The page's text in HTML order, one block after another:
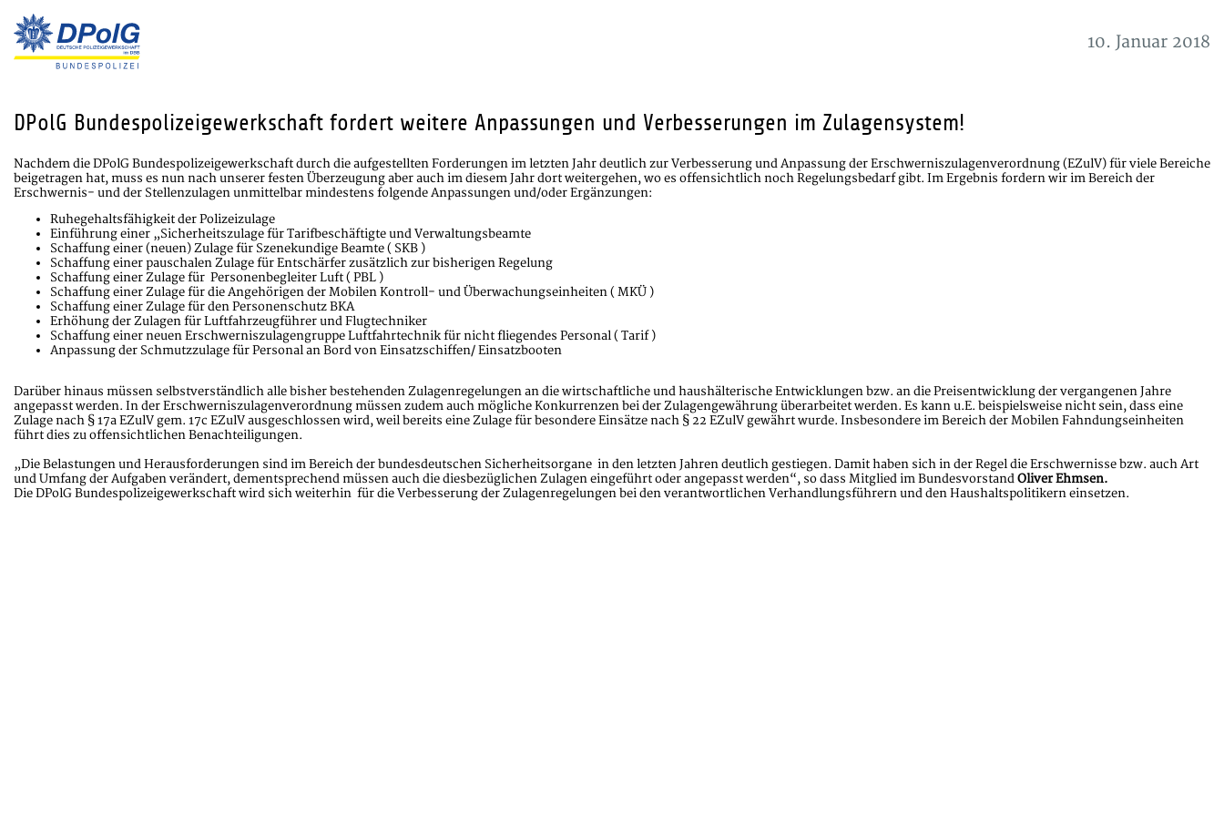
10. Januar 2018
DPolG Bundespolizeigewerkschaft fordert weitere Anpassungen und Verbesserungen im Zulagensystem!
Nachdem die DPolG Bundespolizeigewerkschaft durch die aufgestellten Forderungen im letzten Jahr deutlich zur Verbesserung und Anpassung der Erschwerniszulagenverordnung (EZulV) für viele Bereiche
beigetragen hat, muss es nun nach unserer festen Überzeugung aber auch im diesem Jahr dort weitergehen, wo es offensichtlich noch Regelungsbedarf gibt. Im Ergebnis fordern wir im Bereich der
Erschwernis- und der Stellenzulagen unmittelbar mindestens folgende Anpassungen und/oder Ergänzungen:
Ruhegehaltsfähigkeit der Polizeizulage
Einführung einer „Sicherheitszulage für Tarifbeschäftigte und Verwaltungsbeamte
Schaffung einer (neuen) Zulage für Szenekundige Beamte ( SKB )
Schaffung einer pauschalen Zulage für Entschärfer zusätzlich zur bisherigen Regelung
Schaffung einer Zulage für Personenbegleiter Luft ( PBL )
Schaffung einer Zulage für die Angehörigen der Mobilen Kontroll- und Überwachungseinheiten ( MKÜ )
Schaffung einer Zulage für den Personenschutz BKA
Erhöhung der Zulagen für Luftfahrzeugführer und Flugtechniker
Schaffung einer neuen Erschwerniszulagengruppe Luftfahrtechnik für nicht fliegendes Personal ( Tarif )
Anpassung der Schmutzzulage für Personal an Bord von Einsatzschiffen/ Einsatzbooten
Darüber hinaus müssen selbstverständlich alle bisher bestehenden Zulagenregelungen an die wirtschaftliche und haushälterische Entwicklungen bzw. an die Preisentwicklung der vergangenen Jahre
angepasst werden. In der Erschwerniszulagenverordnung müssen zudem auch mögliche Konkurrenzen bei der Zulagengewährung überarbeitet werden. Es kann u.E. beispielsweise nicht sein, dass eine
Zulage nach § 17a EZulV gem. 17c EZulV ausgeschlossen wird, weil bereits eine Zulage für besondere Einsätze nach § 22 EZulV gewährt wurde. Insbesondere im Bereich der Mobilen Fahndungseinheiten
führt dies zu offensichtlichen Benachteiligungen.
„Die Belastungen und Herausforderungen sind im Bereich der bundesdeutschen Sicherheitsorgane in den letzten Jahren deutlich gestiegen. Damit haben sich in der Regel die Erschwernisse bzw. auch Art
und Umfang der Aufgaben verändert, dementsprechend müssen auch die diesbezüglichen Zulagen eingeführt oder angepasst werden“, so dass Mitglied im BundesvorstandOliver Ehmsen.
Die DPolG Bundespolizeigewerkschaft wird sich weiterhin für die Verbesserung der Zulagenregelungen bei den verantwortlichen Verhandlungsführern und den Haushaltspolitikern einsetzen.